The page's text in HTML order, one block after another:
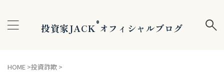
投資家JACK®オフィシャルブログ
HOME >投資詐欺 >